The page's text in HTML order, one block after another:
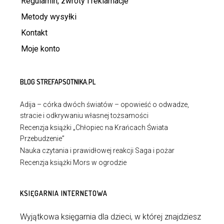
Metody wysyłki
Kontakt
Moje konto
BLOG STREFAPSOTNIKA.PL
Adija – córka dwóch światów – opowieść o odwadze,
stracie i odkrywaniu własnej tożsamości
Recenzja książki „Chłopiec na Krańcach Świata
Przebudzenie”
Nauka czytania i prawidłowej reakcji Saga i pożar
Recenzja książki Mors w ogrodzie
KSIĘGARNIA INTERNETOWA
Wyjątkowa księgarnia dla dzieci, w której znajdziesz